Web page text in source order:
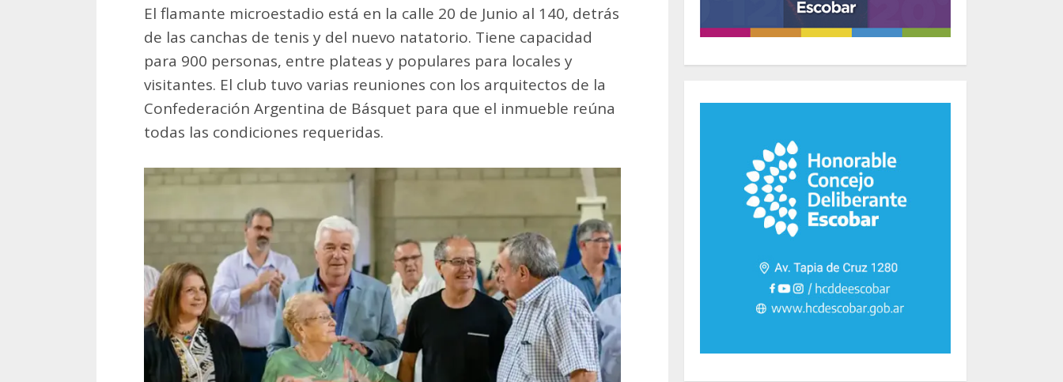
El flamante microestadio está en la calle 20 de Junio al 140, detrás
de las canchas de tenis y del nuevo natatorio. Tiene capacidad
para 900 personas, entre plateas y populares para locales y
visitantes. El club tuvo varias reuniones con los arquitectos de la
Confederación Argentina de Básquet para que el inmueble reúna
todas las condiciones requeridas.